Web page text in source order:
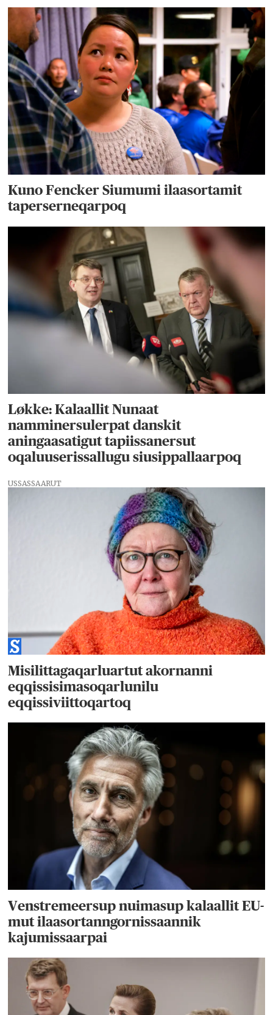
Kuno Fencker Siumumi ilaasortamit
taperserneqarpoq
Løkke: Kalaallit Nunaat
namminersulerpat danskit
aningaasatigut tapiissanersut
oqaluuserissallugu siusippallaarpoq
USSASSAARUT
Misilittagaqarluartut akornanni
eqqissisimasoqarlunilu
eqqissiviittoqartoq
Venstremeersup nuimasup kalaallit EU-
mut ilaasortanngornissaannik
kajumissaarpai